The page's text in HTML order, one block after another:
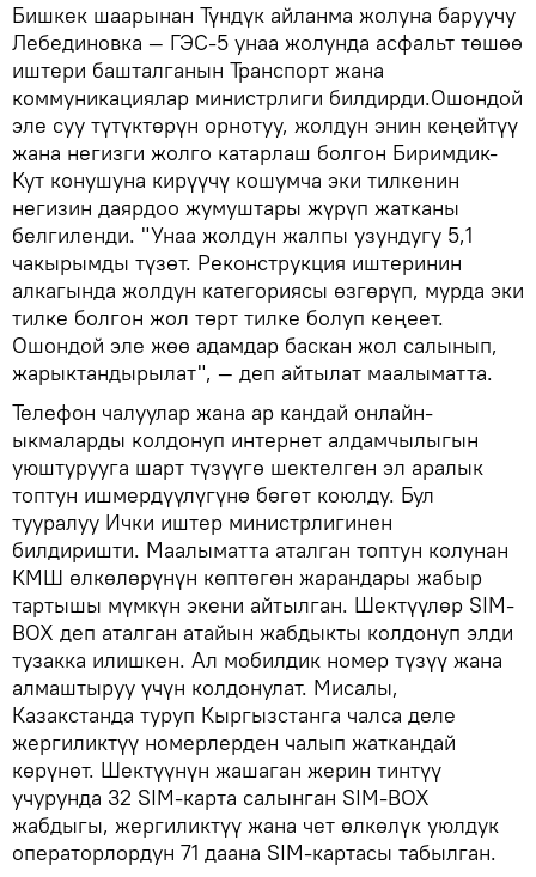
Бишкек шаарынан Түндүк айланма жолуна баруучу
Лебединовка — ГЭС-5 унаа жолунда асфальт төшөө
иштери башталганын Транспорт жана
коммуникациялар министрлиги билдирди.Ошондой
эле суу түтүктөрүн орнотуу, жолдун энин кеңейтүү
жана негизги жолго катарлаш болгон Биримдик-
Кут конушуна кирүүчү кошумча эки тилкенин
негизин даярдоо жумуштары жүрүп жатканы
белгиленди. "Унаа жолдун жалпы узундугу 5,1
чакырымды түзөт. Реконструкция иштеринин
алкагында жолдун категориясы өзгөрүп, мурда эки
тилке болгон жол төрт тилке болуп кеңеет.
Ошондой эле жөө адамдар баскан жол салынып,
жарыктандырылат", — деп айтылат маалыматта.
Телефон чалуулар жана ар кандай онлайн-
ыкмаларды колдонуп интернет алдамчылыгын
уюштурууга шарт түзүүгө шектелген эл аралык
топтун ишмердүүлүгүнө бөгөт коюлду. Бул
тууралуу Ички иштер министрлигинен
билдиришти. Маалыматта аталган топтун колунан
КМШ өлкөлөрүнүн көптөгөн жарандары жабыр
тартышы мүмкүн экени айтылган. Шектүүлөр SIM-
BOX деп аталган атайын жабдыкты колдонуп элди
тузакка илишкен. Ал мобилдик номер түзүү жана
алмаштыруу үчүн колдонулат. Мисалы,
Казакстанда туруп Кыргызстанга чалса деле
жергиликтүү номерлерден чалып жаткандай
көрүнөт. Шектүүнүн жашаган жерин тинтүү
учурунда 32 SIM-карта салынган SIM-BOX
жабдыгы, жергиликтүү жана чет өлкөлүк уюлдук
операторлордун 71 даана SIM-картасы табылган.